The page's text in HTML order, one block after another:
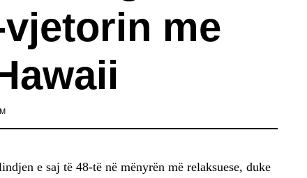
me
e saj të 48-të në mënyrën më relaksuese, duke